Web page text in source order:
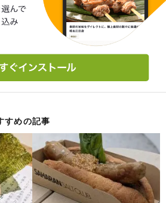
すめの記事